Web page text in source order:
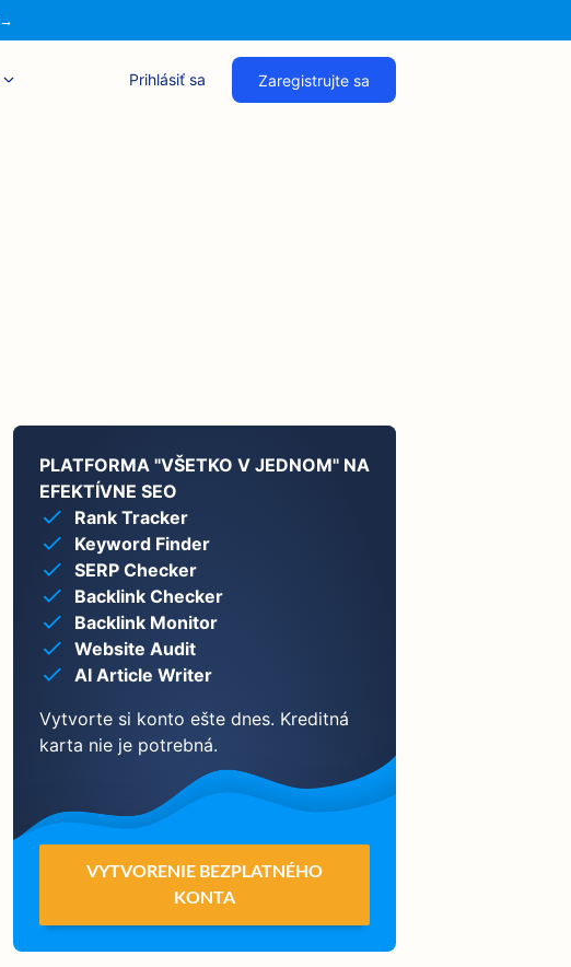
→
Prihlásiť sa Zaregistrujte sa
PLATFORMA "VŠETKO V JEDNOM" NA
EFEKTÍVNE SEO
Rank Tracker
Keyword Finder
SERP Checker
Backlink Checker
Backlink Monitor
Website Audit
AI Article Writer
Vytvorte si konto ešte dnes. Kreditná
karta nie je potrebná.
VYTVORENIE BEZPLATNÉHO
KONTA